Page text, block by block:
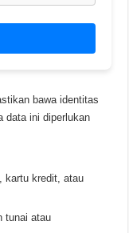
bawa identitas
data ini diperlukan
kartu kredit, atau
tunai atau